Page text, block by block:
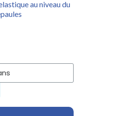
au niveau du